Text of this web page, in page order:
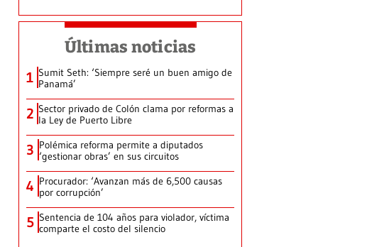
Últimas noticias
1 Sumit Seth: ‘Siempre seré un buen amigo de
Panamá’
2 Sector privado de Colón clama por reformas a
la Ley de Puerto Libre
3 Polémica reforma permite a diputados
‘gestionar obras’ en sus circuitos
4 Procurador: ‘Avanzan más de 6,500 causas
por corrupción’
5 Sentencia de 104 años para violador, víctima
comparte el costo del silencio